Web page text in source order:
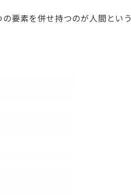
要素を併せ持つのが人間という